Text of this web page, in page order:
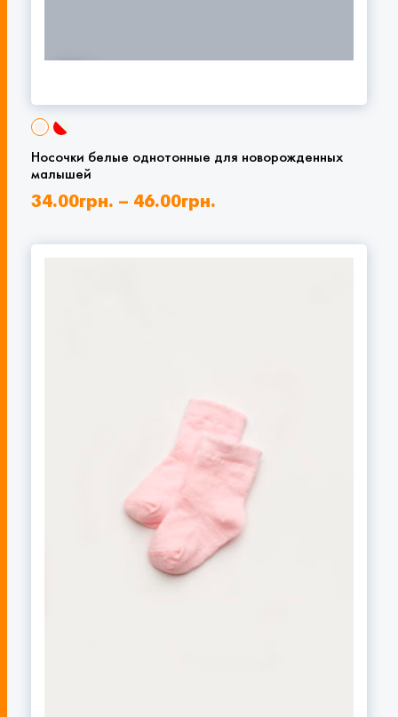
Носочки белые однотонные для новорожденных
малышей
34.00грн. – 46.00грн.